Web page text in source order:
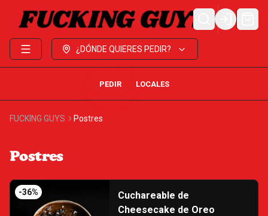
LOGIN
¿DÓNDE QUIERES PEDIR?
PEDIR LOCALES
FUCKING GUYS Postres
Postres
-36%
Cuchareable de
Cheesecake de Oreo